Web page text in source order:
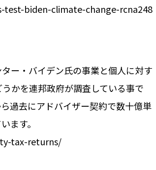
biden-climate-change-rcna248
ー・バイデン氏の事業と個人に対す
かを連邦政府が調査している事で
過去にアドバイザー契約で数十億単
ます。
tax-returns/